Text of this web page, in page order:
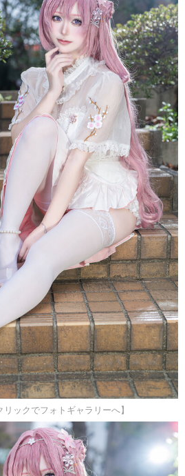
リックでフォトギャラリーへ】